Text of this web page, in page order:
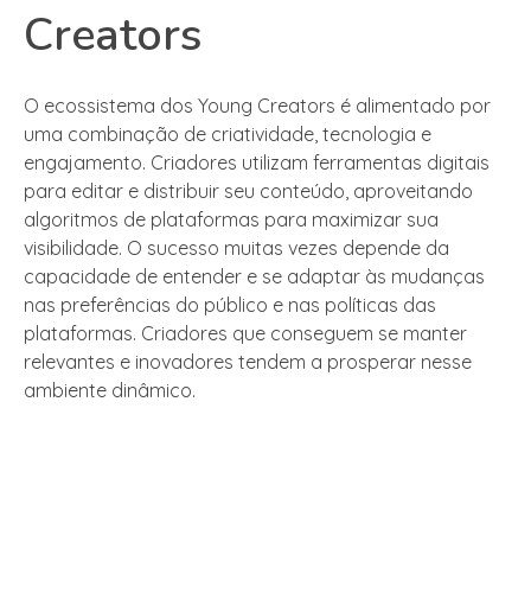
Creators
O ecossistema dos Young Creators é alimentado por
uma combinação de criatividade, tecnologia e
engajamento. Criadores utilizam ferramentas digitais
para editar e distribuir seu conteúdo, aproveitando
algoritmos de plataformas para maximizar sua
visibilidade. O sucesso muitas vezes depende da
capacidade de entender e se adaptar às mudanças
nas preferências do público e nas políticas das
plataformas. Criadores que conseguem se manter
relevantes e inovadores tendem a prosperar nesse
ambiente dinâmico.